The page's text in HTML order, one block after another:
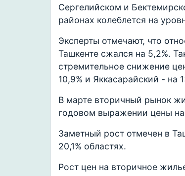
Сергелийском и
районах колеблется на
Эксперты отмечают, что
Ташкенте сжался на 5,2%.
стремительное снижение
10,9% и Яккасарайский - на
В марте вторичный рынок
годовом выражении цены на
Заметный рост отмечен в
20,1% областях.
Рост цен на вторичное